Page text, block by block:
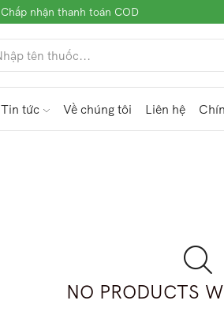
Chấp nhận thanh toán COD
Tin tức Về chúng tôi Liên hệ
NO PRODUCTS